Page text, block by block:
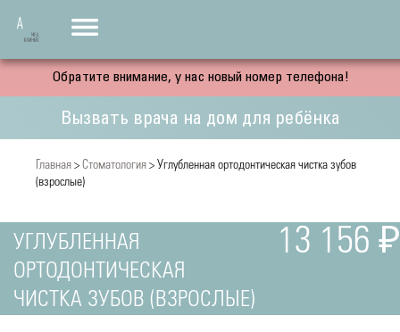
Обратите внимание, у нас новый номер телефона!
Вызвать врача на дом для ребёнка
Главная > Стоматология > Углубленная ортодонтическая чистка зубов
(взрослые)
13 156 ₽
УГЛУБЛЕННАЯ
ОРТОДОНТИЧЕСКАЯ
ЧИСТКА ЗУБОВ (ВЗРОСЛЫЕ)